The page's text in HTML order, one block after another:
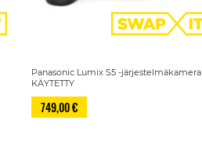
Panasonic Lumix S5 -järjestelmäkamera
KÄYTETTY
749,00 €